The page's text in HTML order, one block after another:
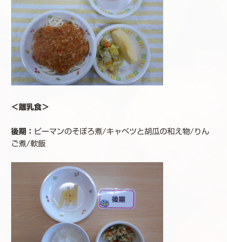
＜離乳食＞
後期： ピーマンのそぼろ煮/キャベツと胡瓜の和え物/りん
ご煮/軟飯